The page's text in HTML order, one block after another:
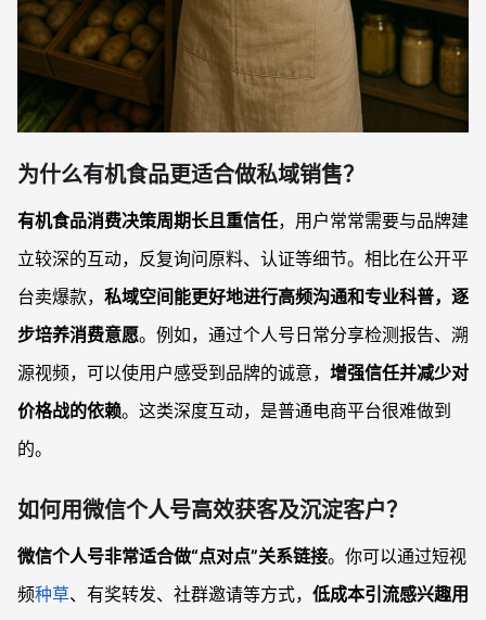
为什么有机食品更适合做私域销售？
有机食品消费决策周期长且重信任，用户常常需要与品牌建
立较深的互动，反复询问原料、认证等细节。相比在公开平
台卖爆款， 私域空间能更好地进行高频沟通和专业科普，逐
步培养消费意愿。例如，通过个人号日常分享检测报告、溯
源视频，可以使用户感受到品牌的诚意， 增强信任并减少对
价格战的依赖。这类深度互动，是普通电商平台很难做到
的。
如何用微信个人号高效获客及沉淀客户？
微信个人号非常适合做“点对点”关系链接。你可以通过短视
频种草、有奖转发、社群邀请等方式， 低成本引流感兴趣用